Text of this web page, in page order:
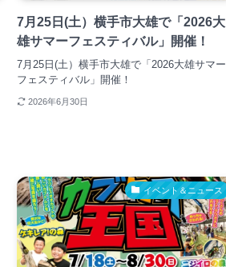
7月25日(土）横手市大雄で「2026大
雄サマーフェスティバル」開催！
7月25日(土）横手市大雄で「2026大雄サマー
フェスティバル」開催！
2026年6月30日
イベント＆ニュース